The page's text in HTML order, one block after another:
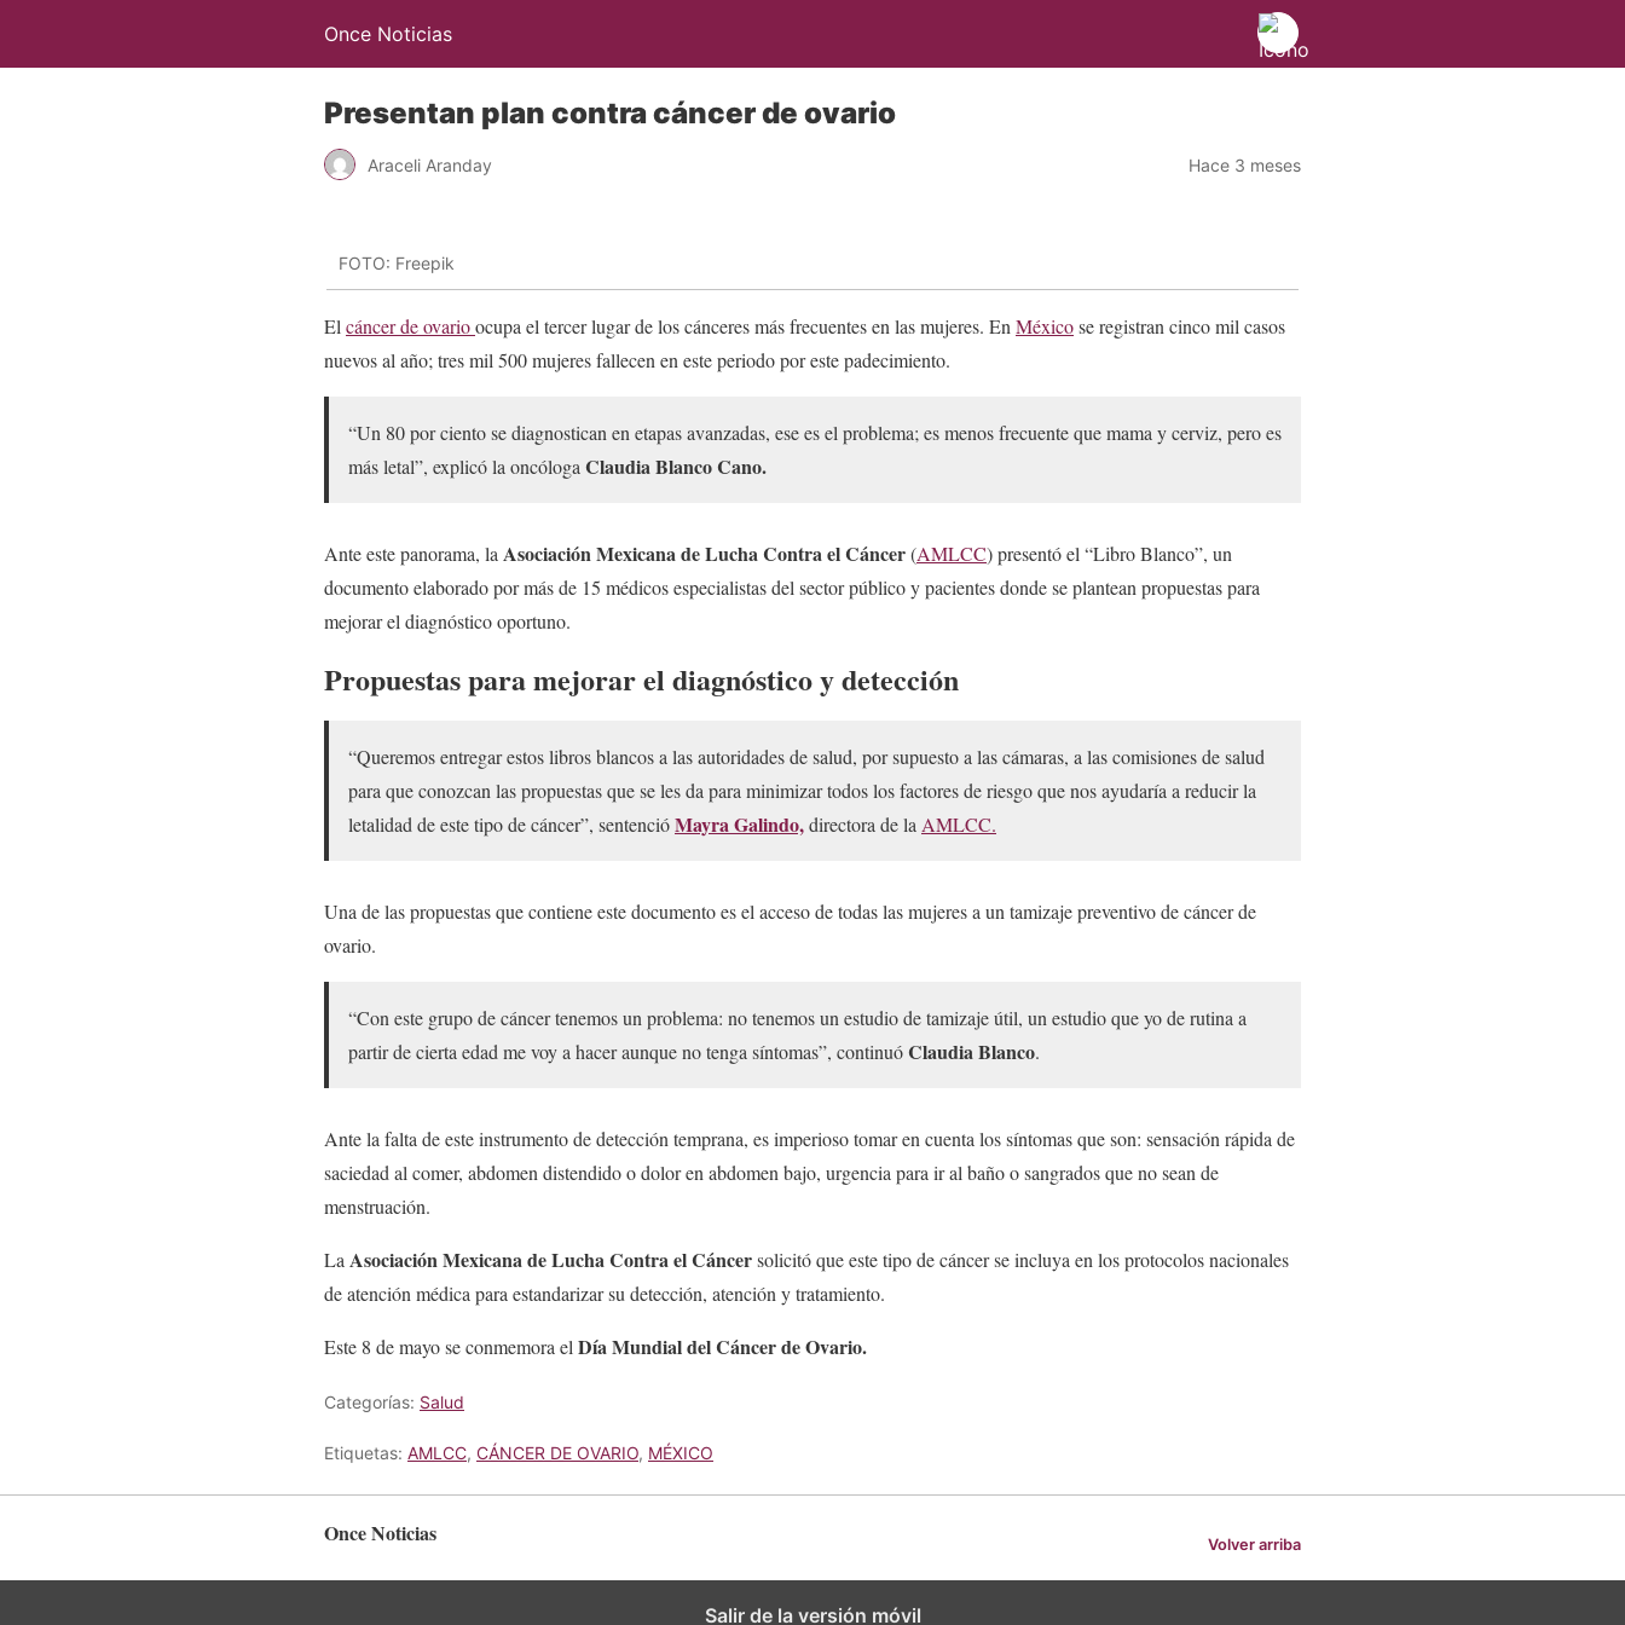
Once Noticias
Presentan plan contra cáncer de ovario
Araceli Aranday Hace 3 meses
FOTO: Freepik
El cáncer de ovarioocupa el tercer lugar de los cánceres más frecuentes en las mujeres. En Méxicose registran cinco mil casos
nuevos al año; tres mil 500 mujeres fallecen en este periodo por este padecimiento.
“Un 80 por ciento se diagnostican en etapas avanzadas, ese es el problema; es menos frecuente que mama y cerviz, pero es
más letal”, explicó la oncóloga Claudia Blanco Cano.
Ante este panorama, la Asociación Mexicana de Lucha Contra el Cáncer(AMLCC) presentó el “Libro Blanco”, un
documento elaborado por más de 15 médicos especialistas del sector público y pacientes donde se plantean propuestas para
mejorar el diagnóstico oportuno.
Propuestas para mejorar el diagnóstico y detección
“Queremos entregar estos libros blancos a las autoridades de salud, por supuesto a las cámaras, a las comisiones de salud
para que conozcan las propuestas que se les da para minimizar todos los factores de riesgo que nos ayudaría a reducir la
letalidad de este tipo de cáncer”, sentencióMayra Galindo,directora de la AMLCC.
Una de las propuestas que contiene este documento es el acceso de todas las mujeres a un tamizaje preventivo de cáncer de
ovario.
“Con este grupo de cáncer tenemos un problema: no tenemos un estudio de tamizaje útil, un estudio que yo de rutina a
partir de cierta edad me voy a hacer aunque no tenga síntomas”, continuóClaudia Blanco.
Ante la falta de este instrumento de detección temprana, es imperioso tomar en cuenta los síntomas que son: sensación rápida de
saciedad al comer, abdomen distendido o dolor en abdomen bajo, urgencia para ir al baño o sangrados que no sean de
menstruación.
La Asociación Mexicana de Lucha Contra el Cáncersolicitó que este tipo de cáncer se incluya en los protocolos nacionales
de atención médica para estandarizar su detección, atención y tratamiento.
Este 8 de mayo se conmemora el Día Mundial del Cáncer de Ovario.
Categorías: Salud
Etiquetas: AMLCC, CÁNCER DE OVARIO, MÉXICO
Once Noticias Volver arriba
Salir de la versión móvil